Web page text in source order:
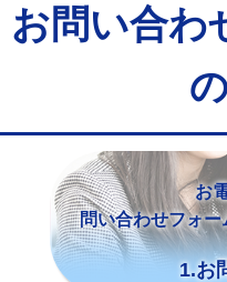
お問い合わ
お
問い合わせフォー
1.お